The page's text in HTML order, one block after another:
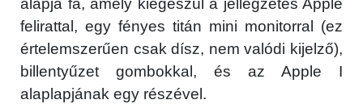
alapja fa, amely kiegészül a jellegzetes Apple
felirattal, egy fényes titán mini monitorral (ez
értelemszerűen csak dísz, nem valódi kijelző),
billentyűzet gombokkal, és az Apple I
alaplapjának egy részével.